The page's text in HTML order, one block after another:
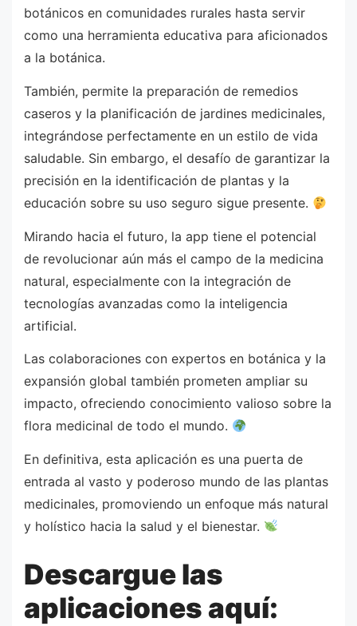
botánicos en comunidades rurales hasta servir
como una herramienta educativa para aficionados
a la botánica.
También, permite la preparación de remedios
caseros y la planificación de jardines medicinales,
integrándose perfectamente en un estilo de vida
saludable. Sin embargo, el desafío de garantizar la
precisión en la identificación de plantas y la
educación sobre su uso seguro sigue presente.
Mirando hacia el futuro, la app tiene el potencial
de revolucionar aún más el campo de la medicina
natural, especialmente con la integración de
tecnologías avanzadas como la inteligencia
artificial.
Las colaboraciones con expertos en botánica y la
expansión global también prometen ampliar su
impacto, ofreciendo conocimiento valioso sobre la
flora medicinal de todo el mundo.
En definitiva, esta aplicación es una puerta de
entrada al vasto y poderoso mundo de las plantas
medicinales, promoviendo un enfoque más natural
y holístico hacia la salud y el bienestar.
Descargue las
aplicaciones aquí: